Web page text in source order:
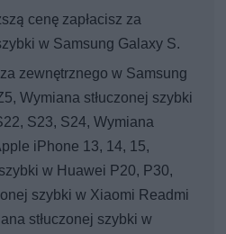
cenę zapłacisz za
w Samsung Galaxy S.
zewnętrznego w Samsung
Wymiana stłuczonej szybki
S23, S24, Wymiana
iPhone 13, 14, 15,
w Huawei P20, P30,
szybki w Xiaomi Readmi
stłuczonej szybki w